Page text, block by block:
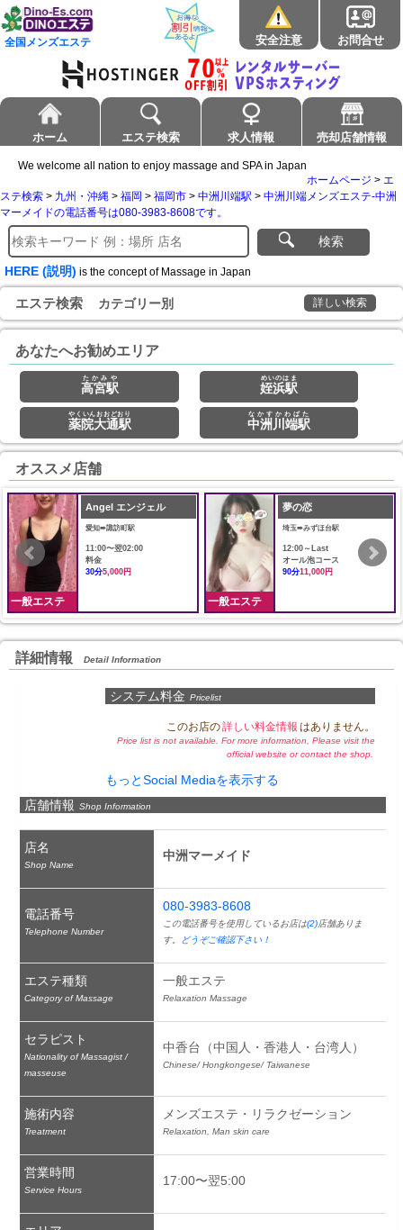
全国メンズエステ 安全注意 お問合せ
ホーム エステ検索 求人情報 売却店舗情報
We welcome all nation to enjoy massage and SPA in Japan
ホームページ > エ
ステ検索 > 九州・沖縄 > 福岡 > 福岡市 > 中洲川端駅 > 中洲川端メンズエステ-中洲
マーメイドの電話番号は080-3983-8608です。
検索
HERE (説明) is the concept of Massage in Japan
エステ検索 カテゴリー別 詳しい検索
あなたへお勧めエリア
高宮駅
たかみや
姪浜駅
めいのはま
薬院大通駅
やくいんおおどおり
中洲川端駅
なかすかわばた
オススメ店舗
一般エステ
Angel エンジェル
愛知➠諏訪町駅
11:00〜翌02:00
料金
30分5,000円
一般エステ
夢の恋
埼玉➠みずほ台駅
12:00～Last
オール泡コース
90分11,000円
詳細情報 Detail Information
システム料金 Pricelist
このお店の詳しい料金情報 はありません。
Price list is not available. For more information, Please visit the
official website or contact the shop.
もっとSocial Mediaを表示する
店舗情報 Shop Information
店名
Shop Name
中洲マーメイド
電話番号
Telephone Number
080-3983-8608
この電話番号を使用しているお店は(2)店舗ありま
す。
どうぞご確認下さい！
エステ種類
Category of Massage
一般エステ
Relaxation Massage
セラピスト
Nationality of Massagist /
masseuse
中香台（中国人・香港人・台湾人）
Chinese/ Hongkongese/ Taiwanese
施術内容
Treatment
メンズエステ・リラクゼーション
Relaxation, Man skin care
営業時間
Service Hours
17:00〜翌5:00